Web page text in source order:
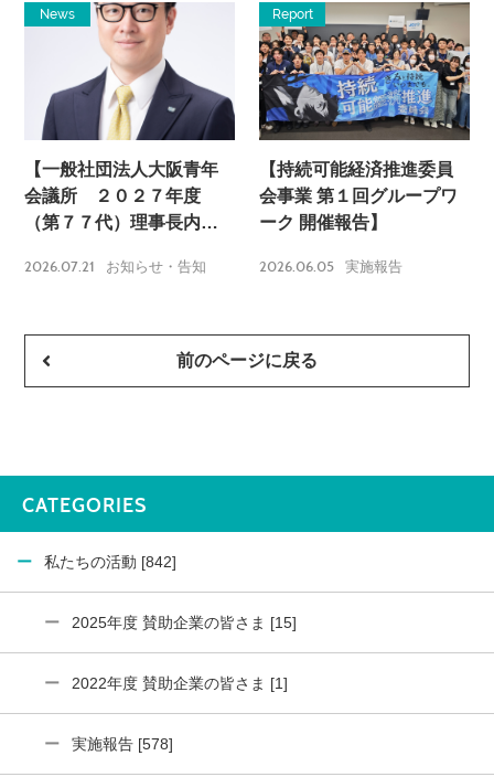
News
【一般社団法人大阪青年
会議所 ２０２７年度
（第７７代）理事長内定
2026.07.21 お知らせ・告知
Report
【持続可能経済推進委員
会事業 第１回グループワ
ーク 開催報告】
2026.06.05 実施報告
前のページに戻る
CATEGORIES
私たちの活動 [842]
2025年度 賛助企業の皆さま [15]
2022年度 賛助企業の皆さま [1]
実施報告 [578]